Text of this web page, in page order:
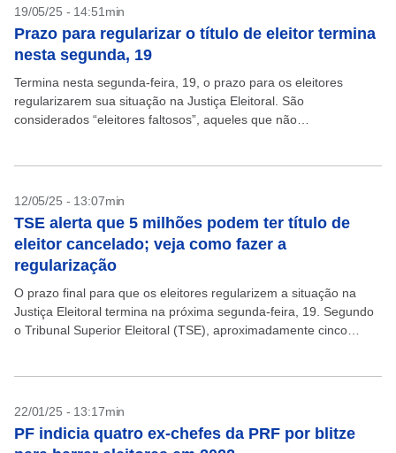
19/05/25 - 14:51min
Prazo para regularizar o título de eleitor termina
nesta segunda, 19
Termina nesta segunda-feira, 19, o prazo para os eleitores
regularizarem sua situação na Justiça Eleitoral. São
considerados “eleitores faltosos”, aqueles que não
12/05/25 - 13:07min
TSE alerta que 5 milhões podem ter título de
eleitor cancelado; veja como fazer a
regularização
O prazo final para que os eleitores regularizem a situação na
Justiça Eleitoral termina na próxima segunda-feira, 19. Segundo
o Tribunal Superior Eleitoral (TSE), aproximadamente cinco
22/01/25 - 13:17min
PF indicia quatro ex-chefes da PRF por blitze